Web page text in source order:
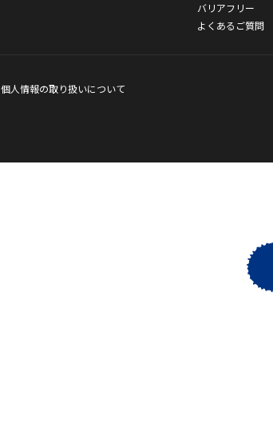
バリアフリー
よくあるご質問
個人情報の取り扱いについて